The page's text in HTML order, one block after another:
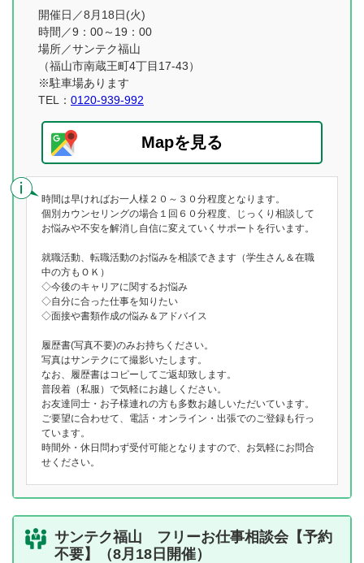
開催日／8月18日(火)
時間／9：00～19：00
場所／サンテク福山
（福山市南蔵王町4丁目17-43）
※駐車場あります
TEL： 0120-939-992
Mapを見る
時間は早ければお一人様２０～３０分程度となります。
個別カウンセリングの場合１回６０分程度、じっくり相談して
お悩みや不安を解消し自信に変えていくサポートを行います。
就職活動、転職活動のお悩みを相談できます（学生さん＆在職
中の方もＯＫ）
◇今後のキャリアに関するお悩み
◇自分に合った仕事を知りたい
◇面接や書類作成の悩み＆アドバイス
履歴書(写真不要)のみお持ちください。
写真はサンテクにて撮影いたします。
なお、履歴書はコピーしてご返却致します。
普段着（私服）で気軽にお越しください。
お友達同士・お子様連れの方も多数お越しいただいています。
ご要望に合わせて、電話・オンライン・出張でのご登録も行っ
ています。
時間外・休日問わず受付可能となりますので、お気軽にお問合
せください。
サンテク福山 フリーお仕事相談会【予約
不要】（8月18日開催）